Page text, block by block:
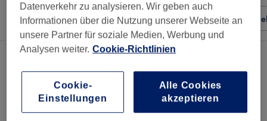
Sortieren nach Besonderheiten Salons
Ein Salon, der anbietet: sprühbräune & bräune ohne sonne in Bonn
Datenverkehr zu analysieren. Wir geben auch
Informationen über die Nutzung unserer Webseite an
unsere Partner für soziale Medien, Werbung und
Analysen weiter. Cookie-Richtlinien
Cookie-
Einstellungen
Alle Cookies
akzeptieren